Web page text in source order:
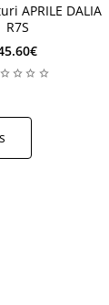
APRILE DALIA
R7S